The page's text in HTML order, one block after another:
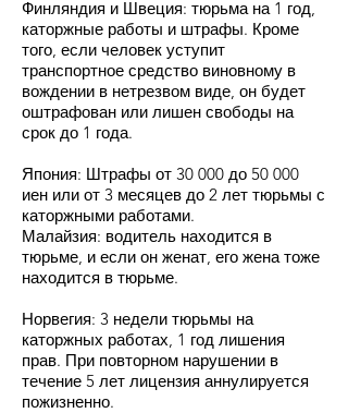
Финляндия и Швеция: тюрьма на 1 год,
каторжные работы и штрафы. Кроме
того, если человек уступит
транспортное средство виновному в
вождении в нетрезвом виде, он будет
оштрафован или лишен свободы на
срок до 1 года.
Япония: Штрафы от 30 000 до 50 000
иен или от 3 месяцев до 2 лет тюрьмы с
каторжными работами.
Малайзия: водитель находится в
тюрьме, и если он женат, его жена тоже
находится в тюрьме.
Норвегия: 3 недели тюрьмы на
каторжных работах, 1 год лишения
прав. При повторном нарушении в
течение 5 лет лицензия аннулируется
пожизненно.